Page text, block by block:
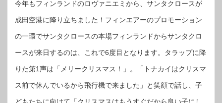
今年もフィンランドのロヴァニエミから、サンタクロースが
成田空港に降り立ちました！フィンエアーのプロモーション
の一環でサンタクロースの本場フィンランドからサンタクロ
ースが来日するのは、これで6度目となります。タラップに降
りた第1声は「メリークリスマス！」。「トナカイはクリスマ
ス前で休んでいるから飛行機で来ました」と笑顔で話し、子